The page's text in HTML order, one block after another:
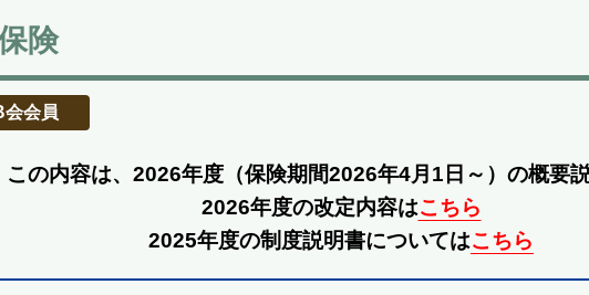
険
会会員
この内容は、2026年度 （保険期間2026年4月1日～）の概要説
2026年度の改定内容はこちら
2025年度の制度説明書についてはこちら